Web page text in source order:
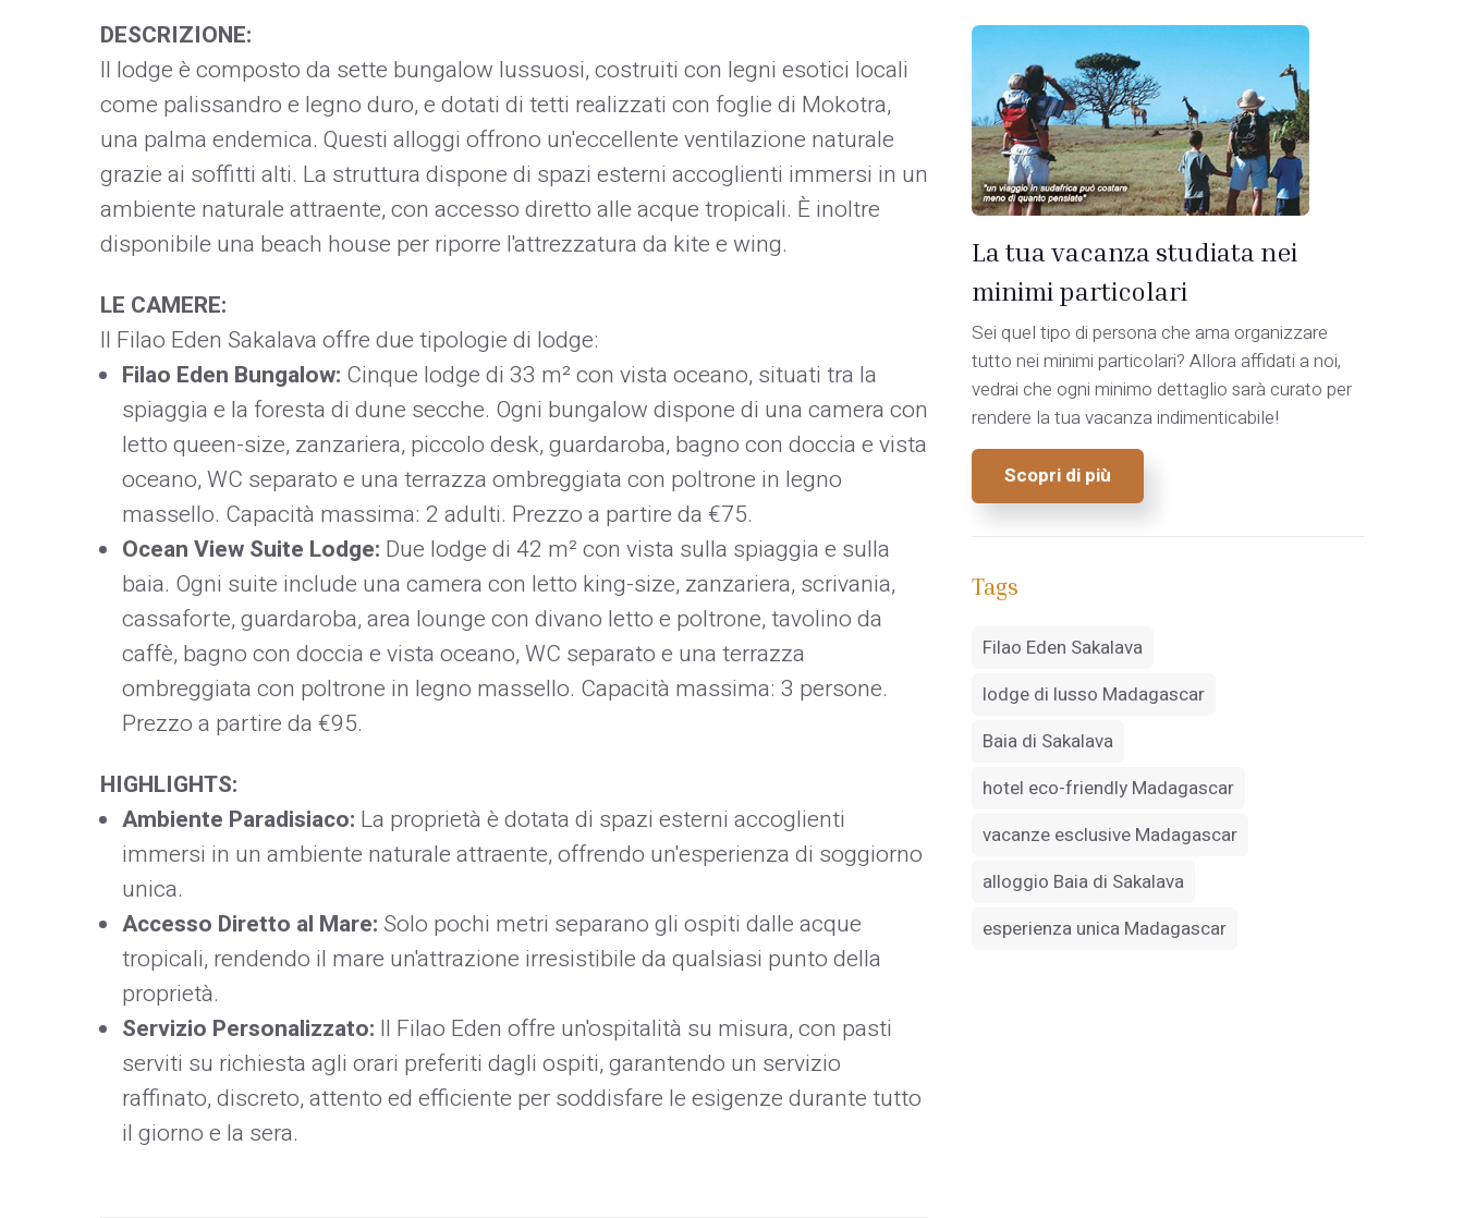
DESCRIZIONE:
Il lodge è composto da sette bungalow lussuosi, costruiti con legni esotici locali
come palissandro e legno duro, e dotati di tetti realizzati con foglie di Mokotra,
una palma endemica. Questi alloggi offrono un'eccellente ventilazione naturale
grazie ai soffitti alti. La struttura dispone di spazi esterni accoglienti immersi in un
ambiente naturale attraente, con accesso diretto alle acque tropicali. È inoltre
disponibile una beach house per riporre l'attrezzatura da kite e wing.
LE CAMERE:
Il Filao Eden Sakalava offre due tipologie di lodge:​
Filao Eden Bungalow: Cinque lodge di 33 m² con vista oceano, situati tra la
spiaggia e la foresta di dune secche. Ogni bungalow dispone di una camera con
letto queen-size, zanzariera, piccolo desk, guardaroba, bagno con doccia e vista
oceano, WC separato e una terrazza ombreggiata con poltrone in legno
massello. Capacità massima: 2 adulti. Prezzo a partire da €75.​
Ocean View Suite Lodge: Due lodge di 42 m² con vista sulla spiaggia e sulla
baia. Ogni suite include una camera con letto king-size, zanzariera, scrivania,
cassaforte, guardaroba, area lounge con divano letto e poltrone, tavolino da
caffè, bagno con doccia e vista oceano, WC separato e una terrazza
ombreggiata con poltrone in legno massello. Capacità massima: 3 persone.
Prezzo a partire da €95.​
HIGHLIGHTS:
Ambiente Paradisiaco: La proprietà è dotata di spazi esterni accoglienti
immersi in un ambiente naturale attraente, offrendo un'esperienza di soggiorno
unica. ​
Accesso Diretto al Mare:Solo pochi metri separano gli ospiti dalle acque
tropicali, rendendo il mare un'attrazione irresistibile da qualsiasi punto della
proprietà. ​
Servizio Personalizzato: Il Filao Eden offre un'ospitalità su misura, con pasti
serviti su richiesta agli orari preferiti dagli ospiti, garantendo un servizio
raffinato, discreto, attento ed efficiente per soddisfare le esigenze durante tutto
il giorno e la sera.
La tua vacanza studiata nei
minimi particolari
Sei quel tipo di persona che ama organizzare
tutto nei minimi particolari? Allora affidati a noi,
vedrai che ogni minimo dettaglio sarà curato per
rendere la tua vacanza indimenticabile!
Scopri di più
Tags
Filao Eden Sakalava
lodge di lusso Madagascar
Baia di Sakalava
hotel eco-friendly Madagascar
vacanze esclusive Madagascar
alloggio Baia di Sakalava
esperienza unica Madagascar